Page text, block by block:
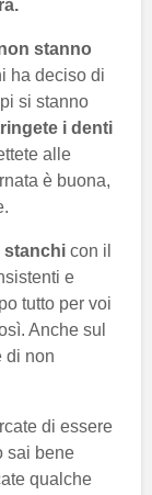
stanno
ha deciso di
si stanno
i denti
alle
è buona,
stanchi con il
e
tutto per voi
Anche sul
di non
di essere
sai bene
qualche